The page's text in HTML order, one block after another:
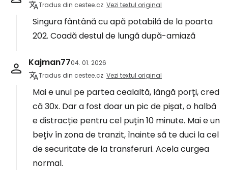
Tradus din cestee.cz Vezi textul original
Singura fântână cu apă potabilă de la poarta
202. Coadă destul de lungă după-amiază
Kajman7704. 01. 2026
Tradus din cestee.cz Vezi textul original
Mai e unul pe partea cealaltă, lângă porți, cred
că 30x. Dar a fost doar un pic de pișat, o halbă
e distracție pentru cel puțin 10 minute. Mai e un
bețiv în zona de tranzit, înainte să te duci la cel
de securitate de la transferuri. Acela curgea
normal.